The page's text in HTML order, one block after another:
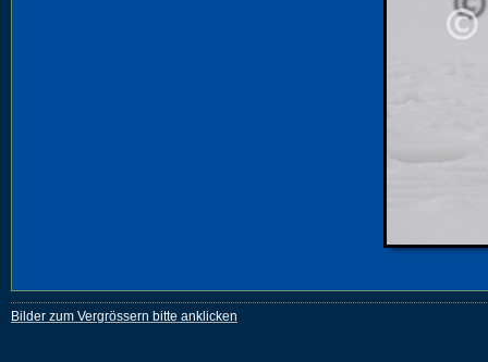
Bilder zum Vergrössern bitte anklicken